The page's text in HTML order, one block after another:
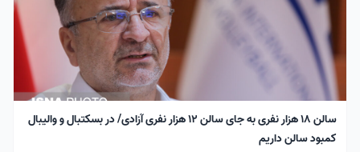
سالن ۱۸ هزار نفری به جای سالن ۱۲ هزار نفری آزادی/ در بسکتبال و والیبال
کمبود سالن داریم